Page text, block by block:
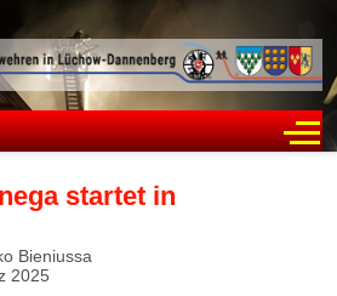
startet in
Bieniussa
2025